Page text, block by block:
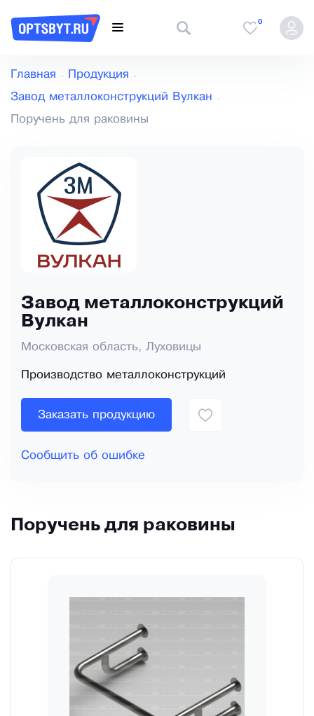
0
Главная Продукция
Завод металлоконструкций Вулкан
Поручень для раковины
Завод металлоконструкций
Вулкан
Московская область, Луховицы
Производство металлоконструкций
Заказать продукцию
Сообщить об ошибке
Поручень для раковины